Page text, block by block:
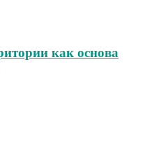
как основа